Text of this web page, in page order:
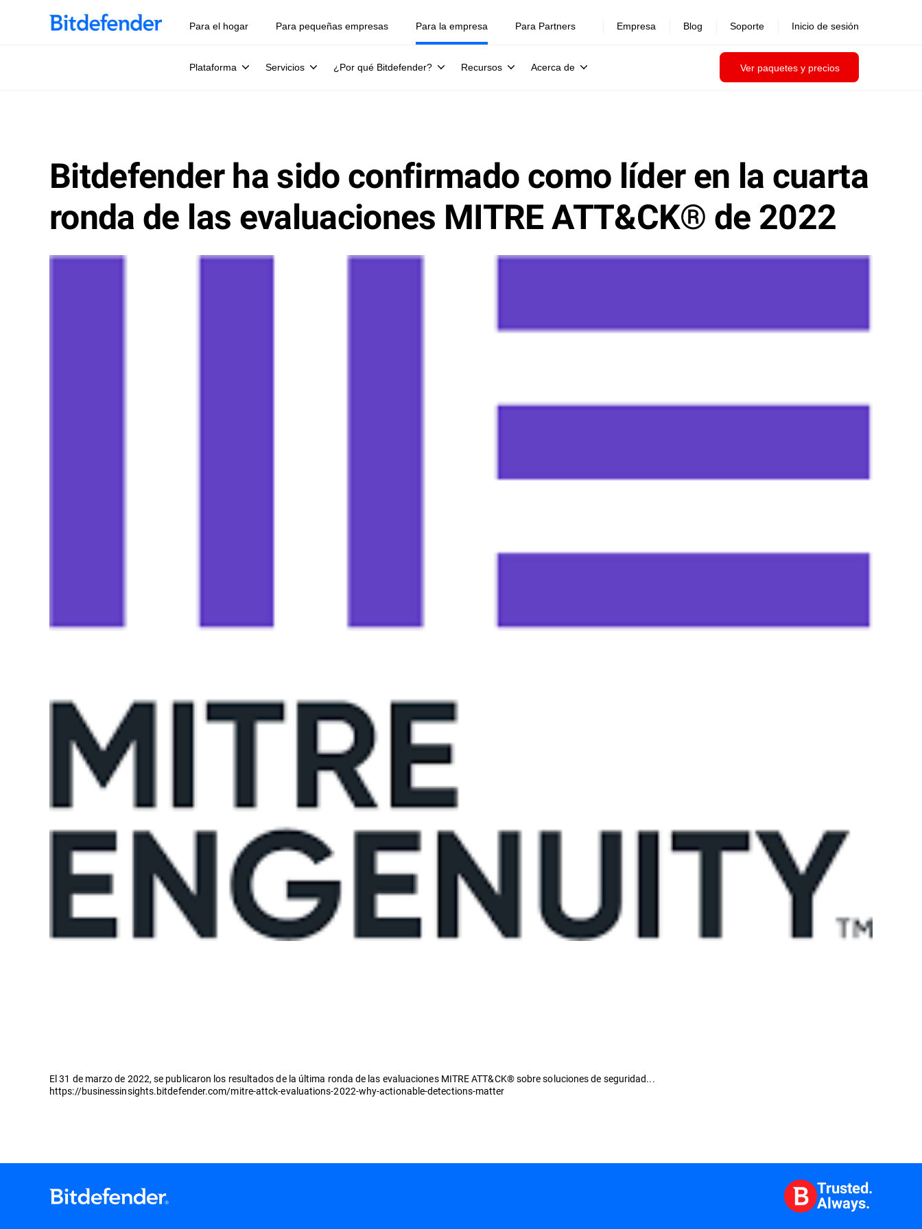
Para el hogar Para pequeñas empresas Para la empresa
Plataforma Servicios ¿Por qué Bitdefender? Recursos Acerca de Ver paquetes y precios
Para Partners Empresa Blog Soporte Inicio de sesión
Bitdefender ha sido confirmado como líder en la cuarta
ronda de las evaluaciones MITRE ATT&CK® de 2022
El 31 de marzo de 2022, se publicaron los resultados de la última ronda de las evaluaciones MITRE ATT&CK® sobre soluciones de seguridad...
https://businessinsights.bitdefender.com/mitre-attck-evaluations-2022-why-actionable-detections-matter
Trusted.
Always.